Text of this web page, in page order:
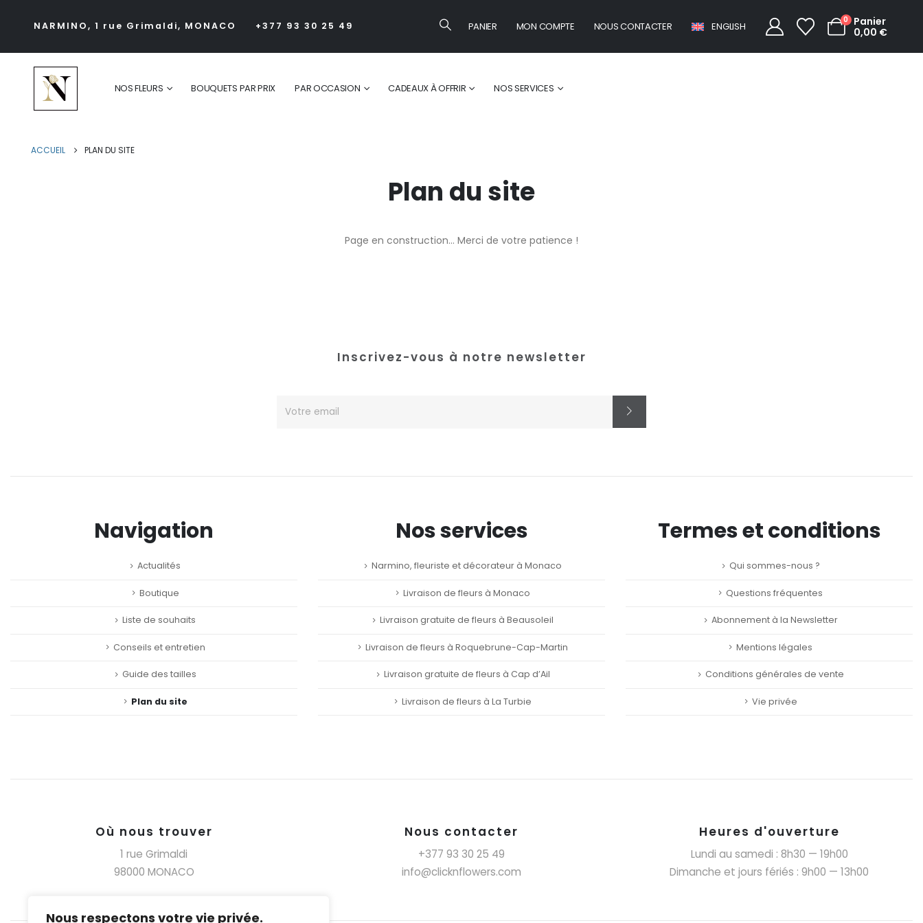
Nous respectons votre vie privée.
NARMINO, 1 rue Grimaldi, MONACO +377 93 30 25 49 PANIER MON COMPTE NOUS CONTACTER ENGLISH
0
Panier
0,00 €
NOS FLEURS BOUQUETS PAR PRIX PAR OCCASION CADEAUX À OFFRIR NOS SERVICES
ACCUEIL PLAN DU SITE
Plan du site
Page en construction… Merci de votre patience !
Inscrivez-vous à notre newsletter
Navigation
Actualités
Boutique
Liste de souhaits
Conseils et entretien
Guide des tailles
Plan du site
Nos services
Narmino, fleuriste et décorateur à Monaco
Livraison de fleurs à Monaco
Livraison gratuite de fleurs à Beausoleil
Livraison de fleurs à Roquebrune-Cap-Martin
Livraison gratuite de fleurs à Cap d’Ail
Livraison de fleurs à La Turbie
Termes et conditions
Qui sommes-nous ?
Questions fréquentes
Abonnement à la Newsletter
Mentions légales
Conditions générales de vente
Vie privée
Où nous trouver
1 rue Grimaldi
98000 MONACO
Nous contacter
+377 93 30 25 49
info@clicknflowers.com
Heures d'ouverture
Lundi au samedi : 8h30 — 19h00
Dimanche et jours fériés : 9h00 — 13h00